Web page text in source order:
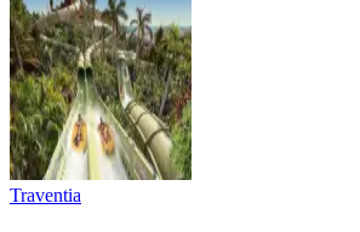
Traventia